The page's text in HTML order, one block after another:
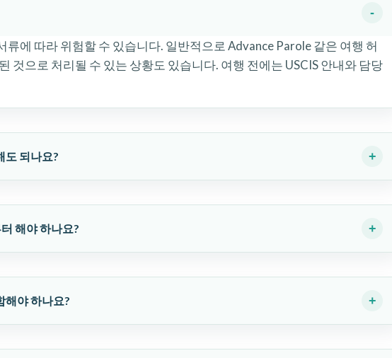
에 따라 위험할 수 있습니다. 일반적으로 Advance Parole 같은 여행 허
것으로 처리될 수 있는 상황도 있습니다. 여행 전에는 USCIS 안내와 담당
도 되나요?
해야 하나요?
해야 하나요?